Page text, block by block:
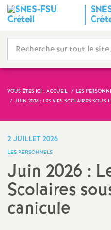
VOUS ÊTES ICI : ACCUEIL LES
JUIN 2026 : LES VIES SCOLAIRES SOUS
2 JUILLET 2026
LES PERSONNELS
Juin 2026 :
Scolaires
canicule